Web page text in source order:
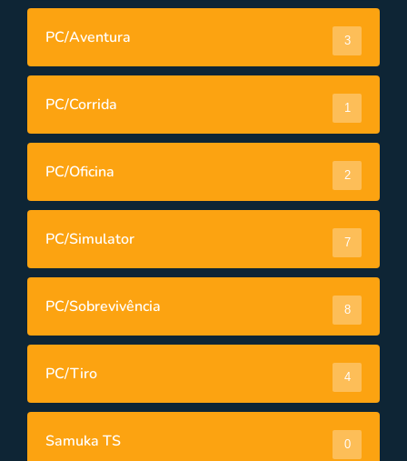
PC/Aventura 3
PC/Corrida 1
PC/Oficina 2
PC/Simulator 7
PC/Sobrevivência 8
PC/Tiro 4
Samuka TS 0